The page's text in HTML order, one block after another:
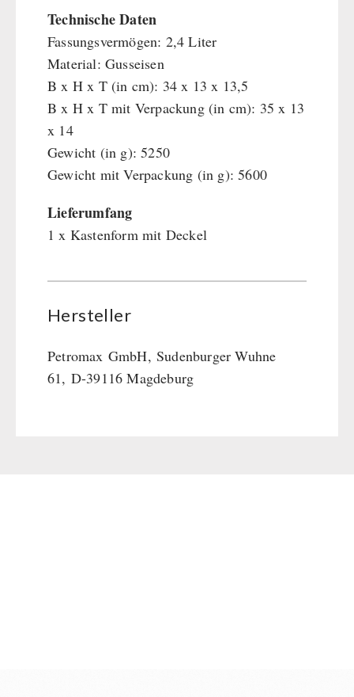
Technische Daten
Fassungsvermögen: 2,4 Liter
Material: Gusseisen
B x H x T (in cm): 34 x 13 x 13,5
B x H x T mit Verpackung (in cm): 35 x 13
x 14
Gewicht (in g): 5250
Gewicht mit Verpackung (in g): 5600
Lieferumfang
1 x Kastenform mit Deckel
Hersteller
Petromax GmbH,Sudenburger Wuhne
61, D-39116 Magdeburg